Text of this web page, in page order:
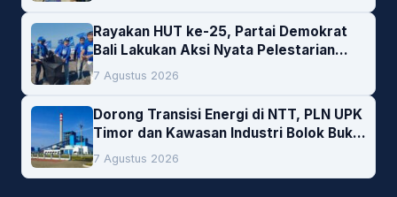
Rayakan HUT ke-25, Partai Demokrat
Bali Lakukan Aksi Nyata Pelestarian
Lingkungan
7 Agustus 2026
Dorong Transisi Energi di NTT, PLN UPK
Timor dan Kawasan Industri Bolok Buka
Peluang Investasi Woodchip untuk
Cofiring PLTU Bolok
7 Agustus 2026